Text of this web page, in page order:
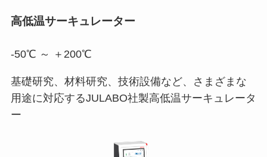
高低温サーキュレーター
-50℃ ～ ＋200℃
基礎研究、材料研究、技術設備など、さまざまな
用途に対応するJULABO社製高低温サーキュレータ
ー